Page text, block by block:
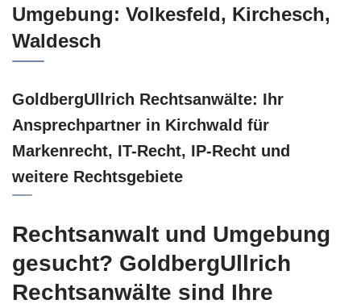
Umgebung: Volkesfeld, Kirchesch,
Waldesch
GoldbergUllrich Rechtsanwälte: Ihr
Ansprechpartner in Kirchwald für
Markenrecht, IT-Recht, IP-Recht und
weitere Rechtsgebiete
Rechtsanwalt und Umgebung
gesucht? GoldbergUllrich
Rechtsanwälte sind Ihre